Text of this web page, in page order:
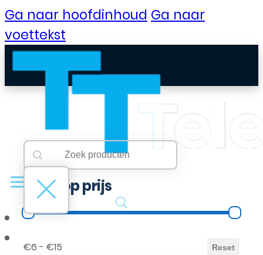
Ga naar hoofdinhoud Ga naar
voettekst
B2B Portaal
Searchbar
Search content
Filter op prijs
Filter op prijs
€6 - €15 Reset